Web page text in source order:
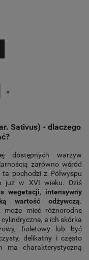
»
Sativus) - dlaczego
dostępnych warzyw
zarówno wśród
pochodzi z Półwyspu
już w XVI wieku. Dziś
wegetacji, intensywny
wartość odżywczą.
może mieć różnorodne
a ich skórka
fioletowy lub być
delikatny i często
ma charakterystyczną